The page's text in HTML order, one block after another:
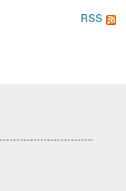
RSS